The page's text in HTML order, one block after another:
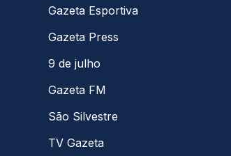
Gazeta Esportiva
Gazeta Press
9 de julho
Gazeta FM
São Silvestre
TV Gazeta